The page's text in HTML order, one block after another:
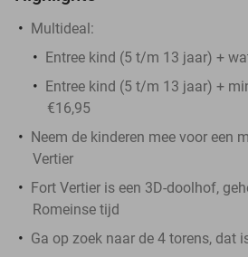
Multideal:
Entree kind (5 t/m 13 jaar) +
Entree kind (5 t/m 13 jaar) +
€16,95
Neem de kinderen mee voor een
Vertier
Fort Vertier is een 3D-doolhof,
Romeinse tijd
Ga op zoek naar de 4 torens, dat